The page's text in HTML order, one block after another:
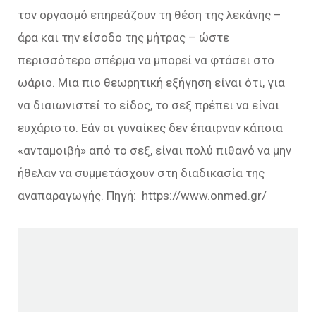
τον οργασμό επηρεάζουν τη θέση της λεκάνης –
άρα και την είσοδο της μήτρας – ώστε
περισσότερο σπέρμα να μπορεί να φτάσει στο
ωάριο. Μια πιο θεωρητική εξήγηση είναι ότι, για
να διαιωνιστεί το είδος, το σεξ πρέπει να είναι
ευχάριστο. Εάν οι γυναίκες δεν έπαιρναν κάποια
«ανταμοιβή» από το σεξ, είναι πολύ πιθανό να μην
ήθελαν να συμμετάσχουν στη διαδικασία της
αναπαραγωγής. Πηγή: https://www.onmed.gr/